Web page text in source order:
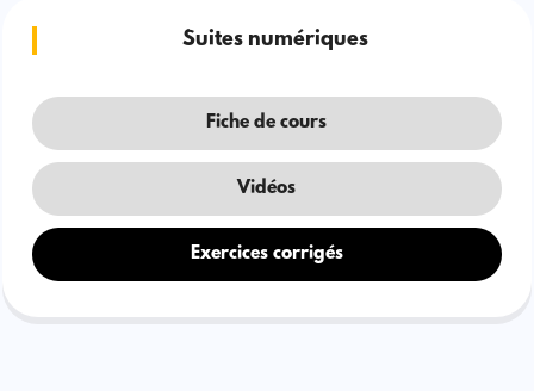
Suites numériques
Fiche de cours
Vidéos
Exercices corrigés